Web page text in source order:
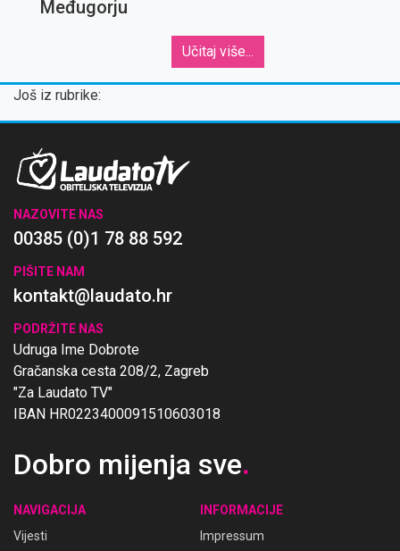
Međugorju
Učitaj više...
Još iz rubrike:
NAZOVITE NAS
00385 (0)1 78 88 592
PIŠITE NAM
kontakt@laudato.hr
PODRŽITE NAS
Udruga Ime Dobrote
Gračanska cesta 208/2, Zagreb
"Za Laudato TV"
IBAN HR0223400091510603018
Dobro mijenja sve.
NAVIGACIJA
Vijesti
INFORMACIJE
Impressum